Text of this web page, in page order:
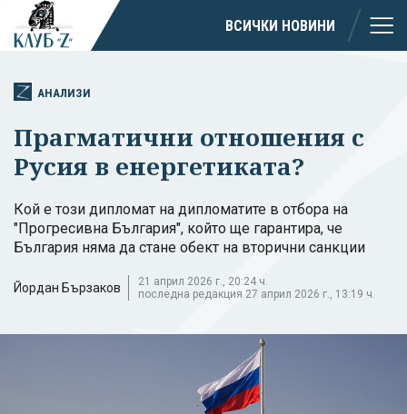
ВСИЧКИ НОВИНИ
АНАЛИЗИ
Прагматични отношения с
Русия в енергетиката?
Кой е този дипломат на дипломатите в отбора на
"Прогресивна България", който ще гарантира, че
България няма да стане обект на вторични санкции
Йордан Бързаков
21 април 2026 г., 20:24 ч.
последна редакция 27 април 2026 г., 13:19 ч.